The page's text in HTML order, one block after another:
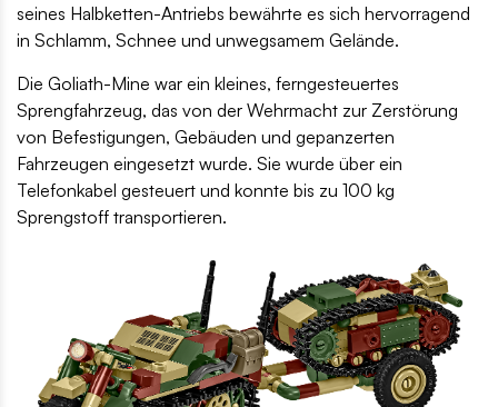
seines Halbketten-Antriebs bewährte es sich hervorragend
in Schlamm, Schnee und unwegsamem Gelände.
Die Goliath-Mine war ein kleines, ferngesteuertes
Sprengfahrzeug, das von der Wehrmacht zur Zerstörung
von Befestigungen, Gebäuden und gepanzerten
Fahrzeugen eingesetzt wurde. Sie wurde über ein
Telefonkabel gesteuert und konnte bis zu 100 kg
Sprengstoff transportieren.